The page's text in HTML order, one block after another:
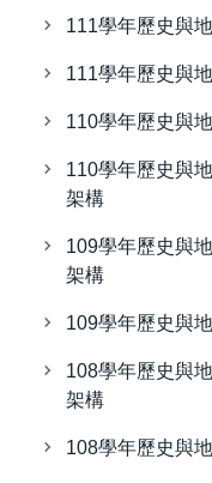
111學年歷史與
111學年歷史與
110學年歷史與
110學年歷史與
架構
109學年歷史與
架構
109學年歷史與
108學年歷史與
架構
108學年歷史與